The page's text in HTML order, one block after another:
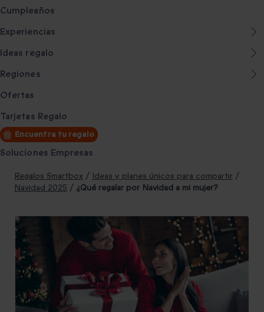
Cumpleaños
Experiencias
Ideas regalo
Regiones
Ofertas
Tarjetas Regalo
Encuentra tu regalo
Soluciones Empresas
Regalos Smartbox / Ideas y planes únicos para compartir /
Navidad 2025 / ¿Qué regalar por Navidad a mi mujer?